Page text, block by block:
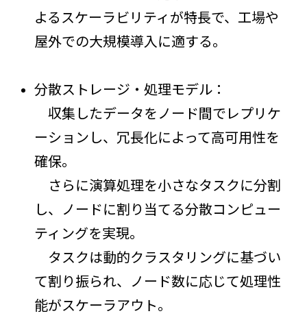
よるスケーラビリティが特長で、工場や
屋外での大規模導入に適する。
分散ストレージ・処理モデル：
収集したデータをノード間でレプリケ
ーションし、冗長化によって高可用性を
確保。
さらに演算処理を小さなタスクに分割
し、ノードに割り当てる分散コンピュー
ティングを実現。
タスクは動的クラスタリングに基づい
て割り振られ、ノード数に応じて処理性
能がスケーラアウト。